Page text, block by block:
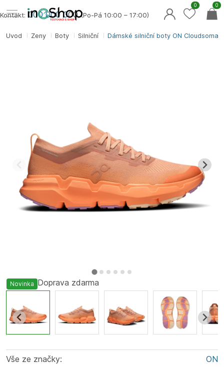
Úvod Ženy Boty Silniční Dámské silniční boty ON Cloudsoma
Novinka
Vše ze značky: ON
Doprava zdarma
Kontakt: 000 000 000(Po-Pá 10:00 – 17:00)
0
0